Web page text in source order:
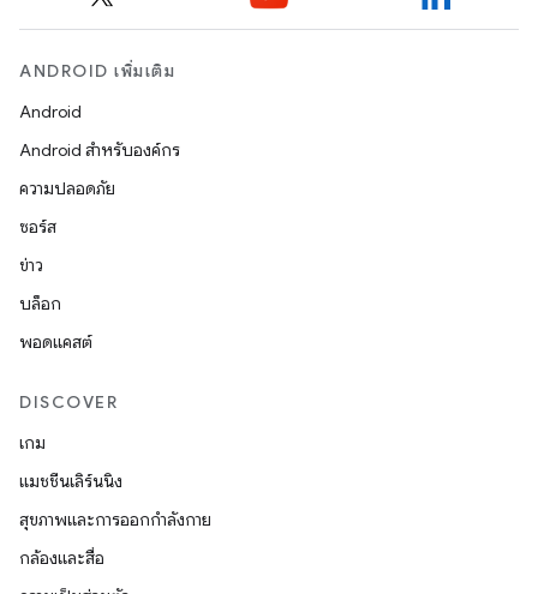
ANDROID เพิ่มเติม
Android
Android สำหรับองค์กร
ความปลอดภัย
ซอร์ส
ข่าว
บล็อก
พอดแคสต์
DISCOVER
เกม
แมชชีนเลิร์นนิง
สุขภาพและการออกกำลังกาย
กล้องและสื่อ